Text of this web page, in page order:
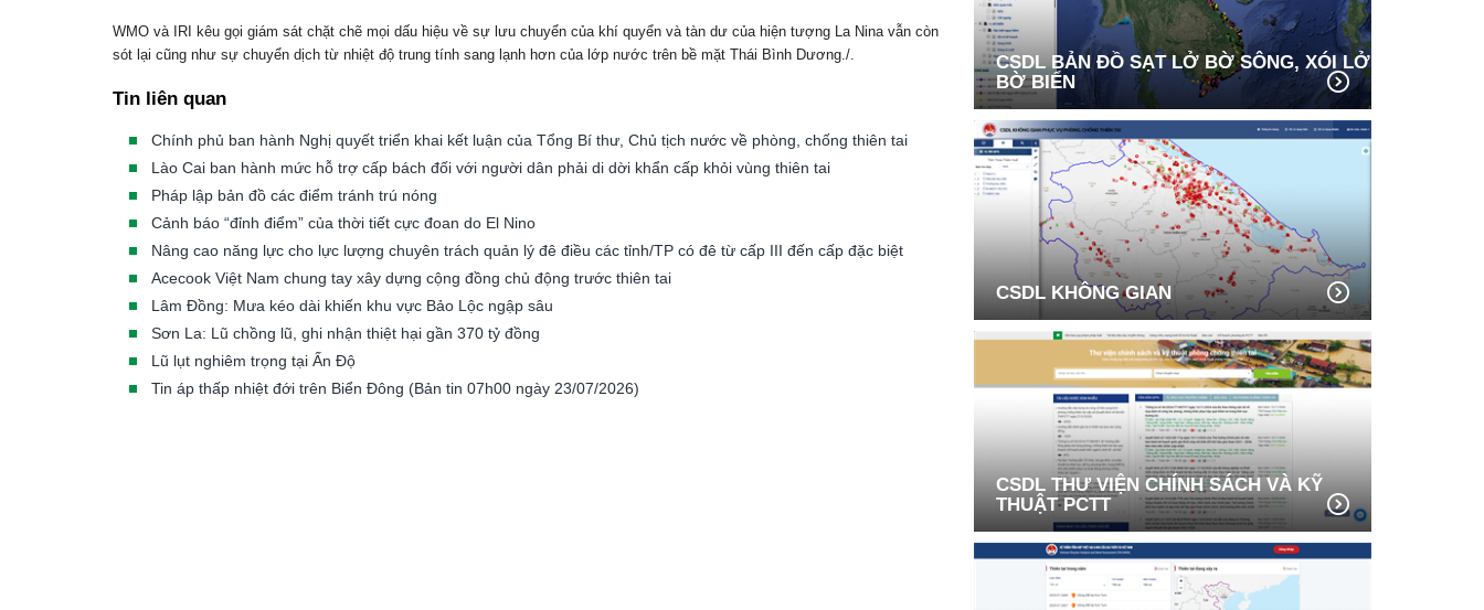
WMO và IRI kêu gọi giám sát chặt chẽ mọi dấu hiệu về sự lưu chuyển của khí quyển và tàn dư của hiện tượng La Nina vẫn còn
sót lại cũng như sự chuyển dịch từ nhiệt độ trung tính sang lạnh hơn của lớp nước trên bề mặt Thái Bình Dương./.
Tin liên quan
Chính phủ ban hành Nghị quyết triển khai kết luận của Tổng Bí thư, Chủ tịch nước về phòng, chống thiên tai
Lào Cai ban hành mức hỗ trợ cấp bách đối với người dân phải di dời khẩn cấp khỏi vùng thiên tai
Pháp lập bản đồ các điểm tránh trú nóng
Cảnh báo “đỉnh điểm” của thời tiết cực đoan do El Nino
Nâng cao năng lực cho lực lượng chuyên trách quản lý đê điều các tỉnh/TP có đê từ cấp III đến cấp đặc biệt
Acecook Việt Nam chung tay xây dựng cộng đồng chủ động trước thiên tai
Lâm Đồng: Mưa kéo dài khiến khu vực Bảo Lộc ngập sâu
Sơn La: Lũ chồng lũ, ghi nhận thiệt hại gần 370 tỷ đồng
Lũ lụt nghiêm trọng tại Ấn Độ
Tin áp thấp nhiệt đới trên Biển Đông (Bản tin 07h00 ngày 23/07/2026)
CSDL BẢN ĐỒ SẠT LỞ BỜ SÔNG, XÓI LỞ
BỜ BIỂN
CSDL KHÔNG GIAN
CSDL THƯ VIỆN CHÍNH SÁCH VÀ KỸ
THUẬT PCTT